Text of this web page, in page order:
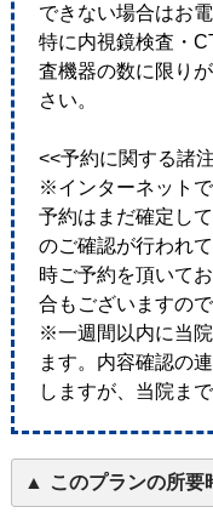
できない場合はお
特に内視鏡検査・
査機器の数に限り
さい。
<<予約に関する諸
※インターネットで
予約はまだ確定し
のご確認が行われ
時ご予約を頂いて
合もございますの
※一週間以内に当
ます。内容確認の
しますが、当院ま
このプランの所要